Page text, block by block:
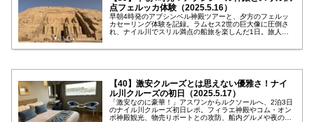
点フェルッカ体験（2025.5.16）
早朝4時発のアブシンベル神殿ツアーと、夕方のフェルッ
カセーリング体験を記録。ラムセス2世の巨大像に圧倒さ
れ、ナイル川でスリル満点の船旅を楽しんだ1日。旅人と
【40】激安クルーズとは思えない優雅さ！ナイ
ル川クルーズの初日（2025.5.17）
「激安なのに豪華！」アスワンからルクソールへ、2泊3日
のナイル川クルーズ初日レポ。フィラエ神殿やコム・オン
ボ神殿観光、物売りボートとの攻防、船内グルメや夜のデ